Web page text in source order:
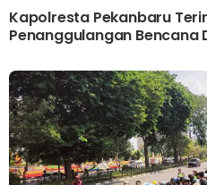
Kapolresta Pekanbaru
Penanggulangan Bencana